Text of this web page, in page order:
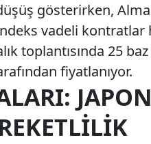
gösterirken,
vadeli kontratlar
toplantısında 25
fiyatlanıyor.